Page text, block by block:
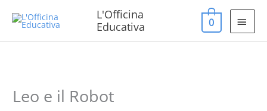
L'Officina
Educativa
0
Leo e il Robot